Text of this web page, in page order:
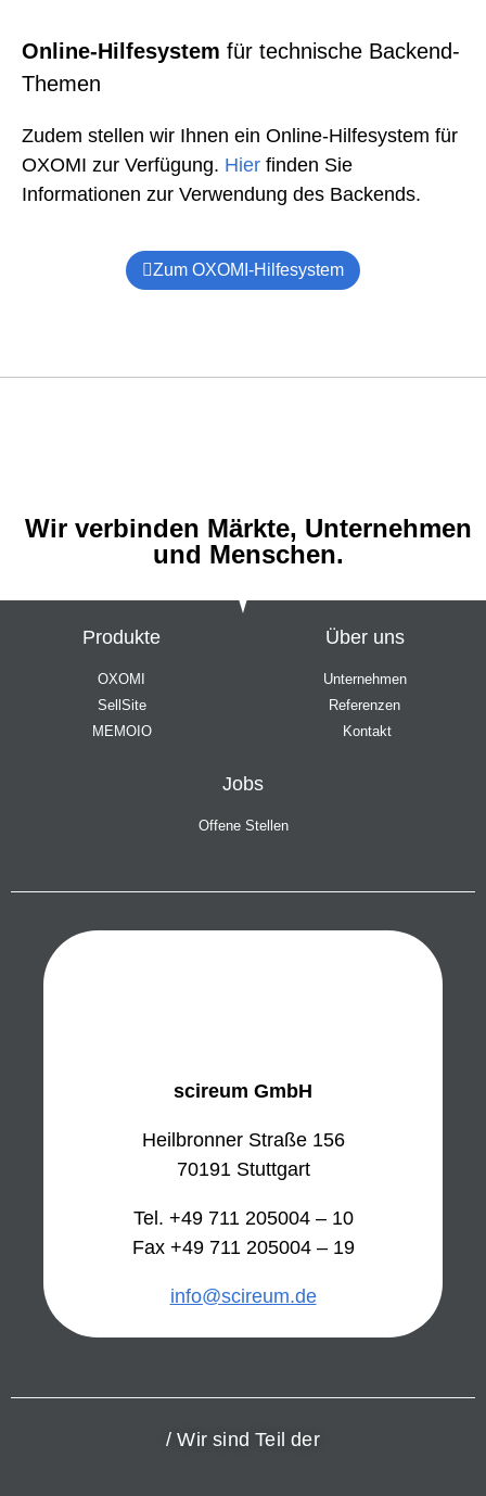
Online-Hilfesystem für technische Backend-
Themen
Zudem stellen wir Ihnen ein Online-Hilfesystem für
OXOMI zur Verfügung. Hier finden Sie
Informationen zur Verwendung des Backends.
Zum OXOMI-Hilfesystem
Wir verbinden Märkte, Unternehmen
und Menschen.
Produkte
OXOMI
SellSite
MEMOIO
Über uns
Unternehmen
Referenzen
Kontakt
Jobs
Offene Stellen
scireum GmbH
Heilbronner Straße 156
70191 Stuttgart
Tel. +49 711 205004 – 10
Fax +49 711 205004 – 19
info@scireum.de
/ Wir sind Teil der